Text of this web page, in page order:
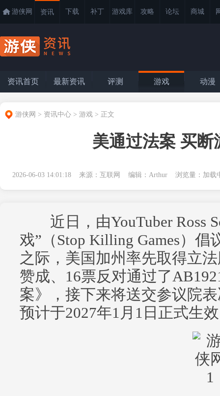
游侠网 资讯 下载 补丁 游戏库 攻略 论坛 商城
资讯首页 最新资讯 评测 游戏 动漫
游侠网 > 资讯中心 > 游戏 > 正文
美通过法案 买
2026-06-03 14:01:18 来源：互联网 编辑：Arthur 浏览量： 加载
近日，由YouTuber Ross
戏”（Stop Killing Games）
之际，美国加州率先取得立
赞成、16票反对通过了
案》，接下来将送交参议院
预计于2027年1月1日正式生